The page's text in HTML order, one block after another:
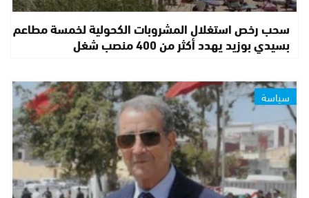
سحب رخص استغلال المشروبات الكحولية لخمسة مطاعم
بسيدي بوزيد يهدد أكثر من 400 منصب شغل
سياسة